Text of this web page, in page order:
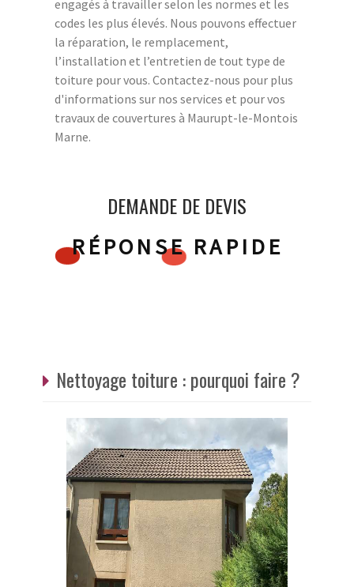
engagés à travailler selon les normes et les
codes les plus élevés. Nous pouvons effectuer
la réparation, le remplacement,
l’installation et l’entretien de tout type de
toiture pour vous. Contactez-nous pour plus
d'informations sur nos services et pour vos
travaux de couvertures à Maurupt-le-Montois
Marne.
DEMANDE DE DEVIS
RÉPONSE RAPIDE
Nettoyage toiture : pourquoi faire ?